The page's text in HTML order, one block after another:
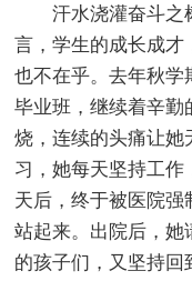
汗水浇灌奋斗之
言，学生的成长成才
也不在乎。去年秋学
毕业班，继续着辛勤
烧，连续的头痛让她
习，她每天坚持工
天后，终于被医院
站起来。出院后，她
的孩子们，又坚持回